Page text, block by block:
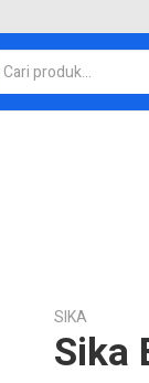
SIKA
Sika